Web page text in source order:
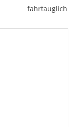
fahrtauglich